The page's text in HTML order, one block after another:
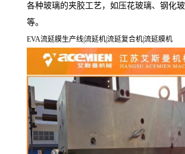
各种玻璃的夹胶工艺，如压花玻璃、钢化
等。
EVA流延膜生产线流延机流延复合机流延膜机